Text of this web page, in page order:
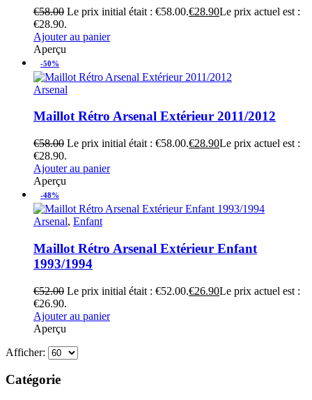
€58.00 Le prix initial était : €58.00.€28.90Le prix actuel est :
€28.90.
Ajouter au panier
Aperçu
-50%
Arsenal
Maillot Rétro Arsenal Extérieur 2011/2012
€58.00 Le prix initial était : €58.00.€28.90Le prix actuel est :
€28.90.
Ajouter au panier
Aperçu
-48%
Arsenal, Enfant
Maillot Rétro Arsenal Extérieur Enfant
1993/1994
€52.00 Le prix initial était : €52.00.€26.90Le prix actuel est :
€26.90.
Ajouter au panier
Aperçu
Afficher:
Catégorie